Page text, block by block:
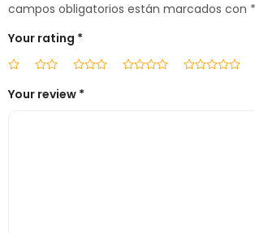
campos obligatorios están marcados con *
Your rating *
Your review *